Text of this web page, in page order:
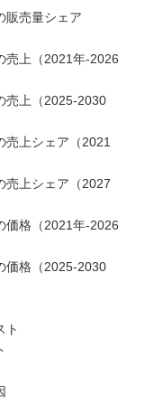
販売量シェア
売上（2021年-2026
売上（2025-2030
売上シェア（2021
売上シェア（2027
価格（2021年-2026
価格（2025-2030
ト